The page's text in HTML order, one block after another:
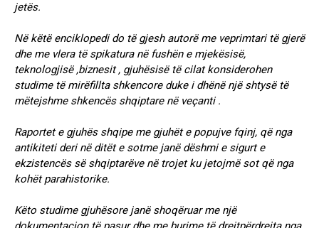
jetës.
Në këtë enciklopedi do të gjesh autorë me veprimtari të gjerë
dhe me vlera të spikatura në fushën e mjekësisë,
teknologjisë ,biznesit , gjuhësisë të cilat konsiderohen
studime të mirëfillta shkencore duke i dhënë një shtysë të
mëtejshme shkencës shqiptare në veçanti .
Raportet e gjuhës shqipe me gjuhët e popujve fqinj, që nga
antikiteti deri në ditët e sotme janë dëshmi e sigurt e
ekzistencës së shqiptarëve në trojet ku jetojmë sot që nga
kohët parahistorike.
Këto studime gjuhësore janë shoqëruar me një